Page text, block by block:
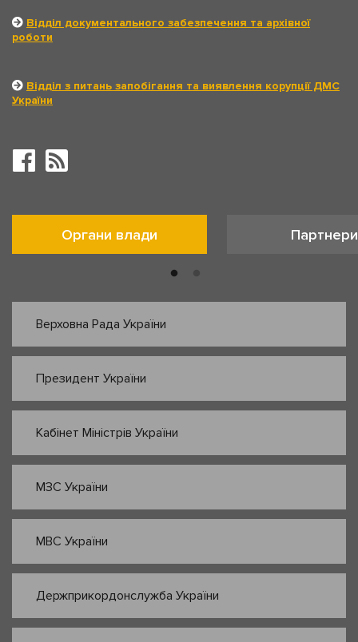
Відділ документального забезпечення та архівної
роботи
Відділ з питань запобігання та виявлення корупції ДМС
України
Органи влади Партнери
Верховна Рада України
Президент України
Кабінет Міністрів України
МЗС України
МВС України
Держприкордонслужба України